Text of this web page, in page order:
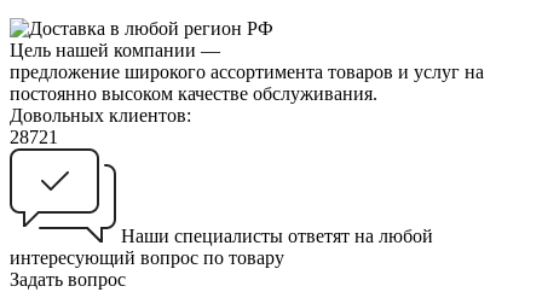
Цель нашей компании —
предложение широкого ассортимента товаров и услуг на
постоянно высоком качестве обслуживания.
Довольных клиентов:
28721
Наши специалисты ответят на любой
интересующий вопрос по товару
Задать вопрос